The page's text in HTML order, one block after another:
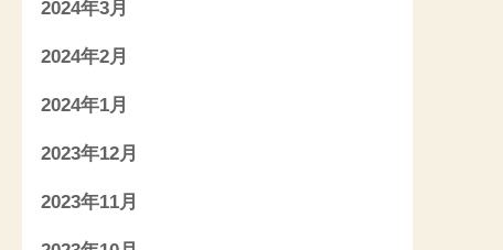
2024年3月
2024年2月
2024年1月
2023年12月
2023年11月